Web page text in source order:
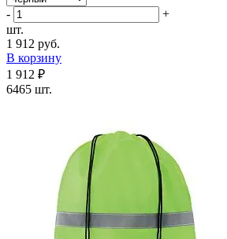
-
+
шт.
1 912 руб.
В корзину
1 912 ₽
6465 шт.